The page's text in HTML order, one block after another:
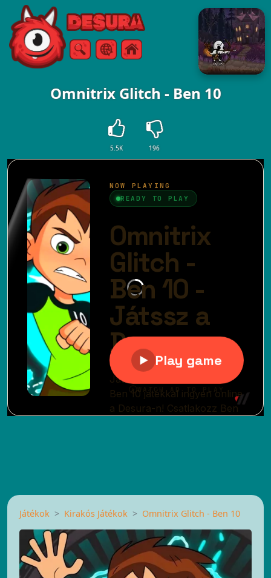
Free Online Games
KeresésMenü
Omnitrix Glitch - Ben 10
5.5K 196
Játékok Kirakós Játékok Omnitrix Glitch - Ben 10